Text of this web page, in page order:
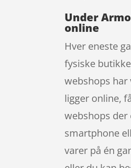
Under
online
Hver eneste
fysiske
webshops har
ligger online,
webshops
smartphone
varer på én